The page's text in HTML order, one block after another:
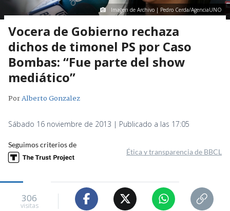
Imagen de Archivo | Pedro Cerda/AgenciaUNO
Vocera de Gobierno rechaza
dichos de timonel PS por Caso
Bombas: “Fue parte del show
mediático”
PorAlberto Gonzalez
Sábado 16 noviembre de 2013 | Publicado a las 17:05
Seguimos criterios de
Ética y transparencia de BBCL
306
visitas